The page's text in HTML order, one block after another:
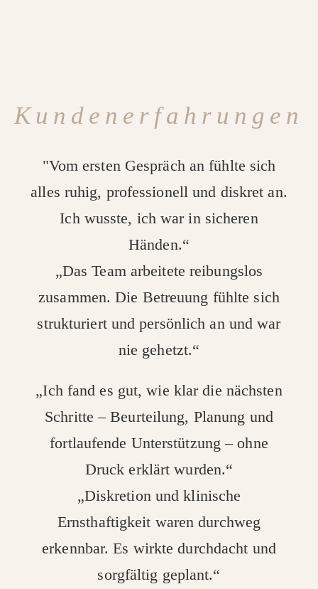
Kundenerfahrungen
"Vom ersten Gespräch an fühlte sich
alles ruhig, professionell und diskret an.
Ich wusste, ich war in sicheren
Händen.“
„Das Team arbeitete reibungslos
zusammen. Die Betreuung fühlte sich
strukturiert und persönlich an und war
nie gehetzt.“
„Ich fand es gut, wie klar die nächsten
Schritte – Beurteilung, Planung und
fortlaufende Unterstützung – ohne
Druck erklärt wurden.“
„Diskretion und klinische
Ernsthaftigkeit waren durchweg
erkennbar. Es wirkte durchdacht und
sorgfältig geplant.“